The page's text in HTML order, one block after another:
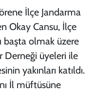
İlçe Jandarma
Okay Cansu, İlçe
başta olmak üzere
Derneği üyeleri ile
yakınları katıldı.
İl müftüsüne